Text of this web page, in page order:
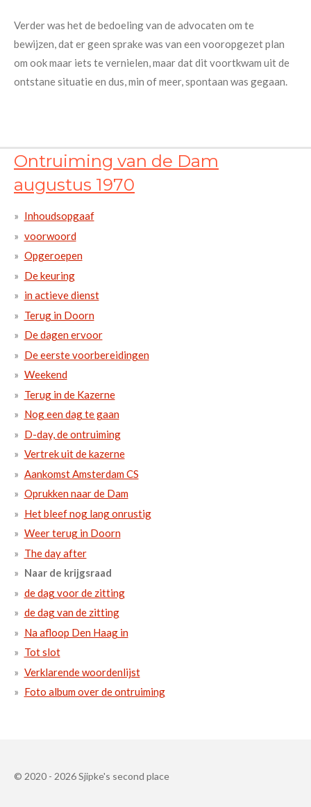
Verder was het de bedoeling van de advocaten om te
bewijzen, dat er geen sprake was van een vooropgezet plan
om ook maar iets te vernielen, maar dat dit voortkwam uit de
ontstane situatie en dus, min of meer, spontaan was gegaan.
Ontruiming van de Dam
augustus 1970
Inhoudsopgaaf
voorwoord
Opgeroepen
De keuring
in actieve dienst
Terug in Doorn
De dagen ervoor
De eerste voorbereidingen
Weekend
Terug in de Kazerne
Nog een dag te gaan
D-day, de ontruiming
Vertrek uit de kazerne
Aankomst Amsterdam CS
Oprukken naar de Dam
Het bleef nog lang onrustig
Weer terug in Doorn
The day after
Naar de krijgsraad
de dag voor de zitting
de dag van de zitting
Na afloop Den Haag in
Tot slot
Verklarende woordenlijst
Foto album over de ontruiming
© 2020 - 2026 Sjipke's second place